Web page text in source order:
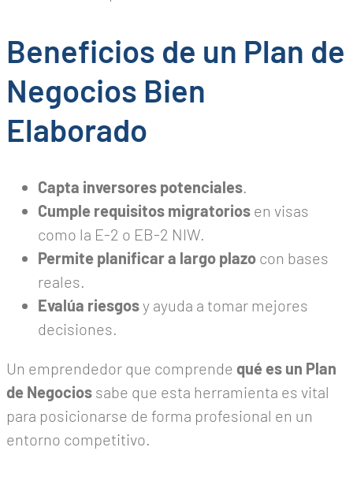
Beneficios de un Plan de
Negocios Bien
Elaborado
Capta inversores potenciales.
Cumple requisitos migratorios en visas
como la E-2 o EB-2 NIW.
Permite planificar a largo plazo con bases
reales.
Evalúa riesgosy ayuda a tomar mejores
decisiones.
Un emprendedor que comprende qué es un Plan
de Negocios sabe que esta herramienta es vital
para posicionarse de forma profesional en un
entorno competitivo.